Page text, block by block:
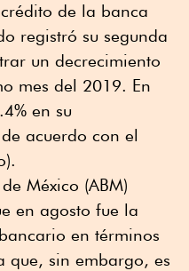
de la banca
registró su segunda
un decrecimiento
mes del 2019. En
en su
acuerdo con el
México (ABM)
en agosto fue la
en términos
que, sin embargo, es